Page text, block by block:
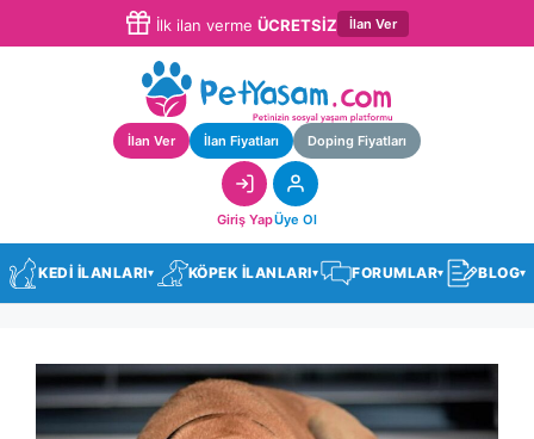
İlk ilan verme ÜCRETSİZ İlan Ver
İlan Ver İlan Fiyatları Doping Fiyatları
Giriş YapÜye Ol
KEDİ İLANLARI▾ KÖPEK İLANLARI▾ FORUMLAR▾ BLOG▾